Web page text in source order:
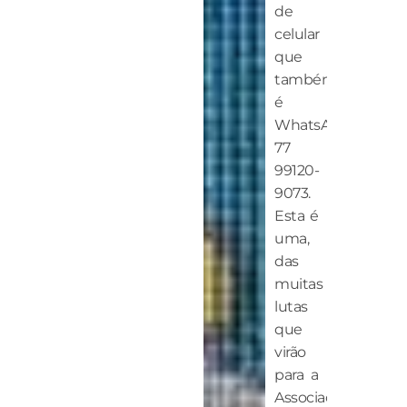
de
celular
que
também
é
WhatsApp:
77
99120-
9073.
Esta é
uma,
das
muitas
lutas
que
virão
para a
Associação.